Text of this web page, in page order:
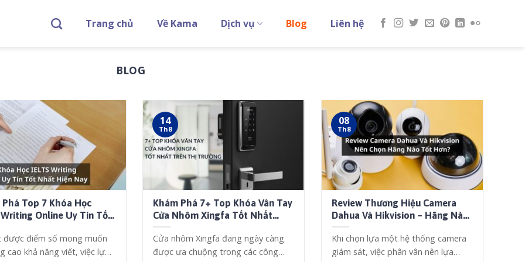
Trang chủ Về Kama Dịch vụ Blog Liên hệ
BLOG
Phá Top 7 Khóa Học
Writing Online Uy Tín Tốt
được điểm số mong muốn
cao khả năng viết, việc lựa
Khám Phá 7+ Top Khóa Vân Tay
Cửa Nhôm Xingfa Tốt Nhất
Trên Thị Trường
Cửa nhôm Xingfa đang ngày càng
được ưa chuộng trong các công
14
Th8
Review Thương Hiệu Camera
Dahua Và Hikvision – Hãng Nào
Tốt Hơn?
Khi chọn lựa một hệ thống camera
giám sát, việc phân vân nên lựa
08
Th8